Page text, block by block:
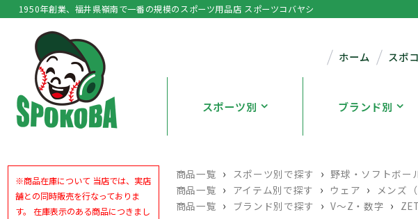
1950年創業、福井県嶺南で一番の規模のスポーツ用品店 スポーツコバヤシ
ホーム スポ
スポーツ別 ブランド別
商品一覧 › スポーツ別で探す › 野球・ソフトボー
商品一覧 › アイテム別で探す › ウェア › メンズ
商品一覧 › ブランド別で探す › V〜Z・数字 ›
※商品在庫について 当店では、実店
舗との同時販売を行なっておりま
す。 在庫表示のある商品につきまし